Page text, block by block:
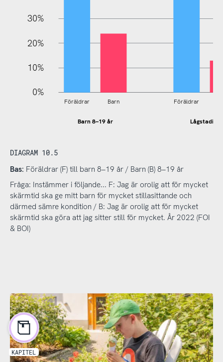
30%
20%
10%
0%
Barn 8–19 år Lågstadiet
Föräldrar Barn Föräldrar
DIAGRAM 10.5
Bas: Föräldrar (F) till barn 8–19 år / Barn (B) 8–19 år
Fråga: Instämmer i följande... F: Jag är orolig att för mycket
skärmtid ska ge mitt barn för mycket stillasittande och
därmed sämre kondition / B: Jag är orolig att för mycket
skärmtid ska göra att jag sitter still för mycket. År 2022 (FOI
& BOI)
KAPITEL